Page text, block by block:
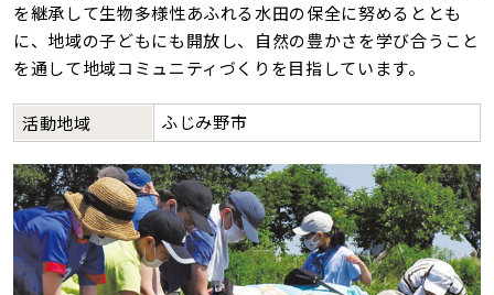
を継承して生物多様性あふれる水田の保全に努めるととも
に、地域の子どもにも開放し、自然の豊かさを学び合うこと
を通して地域コミュニティづくりを目指しています。
活動地域 ふじみ野市